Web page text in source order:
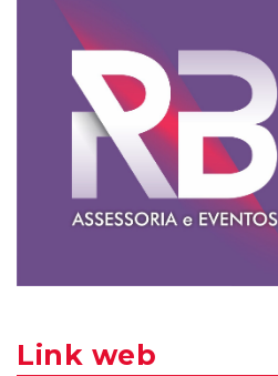
Link web